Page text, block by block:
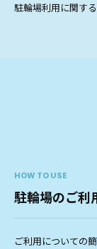
駐輪場利用に関す
HOW TO USE
駐輪場のご利
ご利用についての